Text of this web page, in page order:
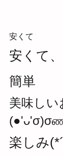
安くて
安くて
簡単
美味しい
楽しみ